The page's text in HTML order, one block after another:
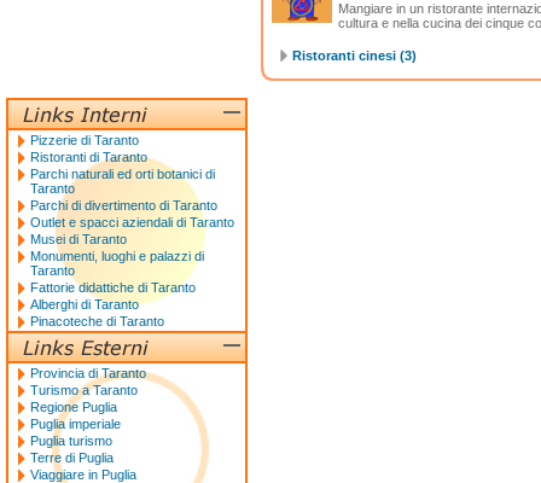
Mangiare in un ristorante
cultura e nella cucina dei cinque
Ristoranti cinesi (3)
Pizzerie di Taranto
Ristoranti di Taranto
Parchi naturali ed orti botanici di
Taranto
Parchi di divertimento di Taranto
Outlet e spacci aziendali di Taranto
Musei di Taranto
Monumenti, luoghi e palazzi di
Taranto
Fattorie didattiche di Taranto
Alberghi di Taranto
Pinacoteche di Taranto
Provincia di Taranto
Turismo a Taranto
Regione Puglia
Puglia imperiale
Puglia turismo
Terre di Puglia
Viaggiare in Puglia